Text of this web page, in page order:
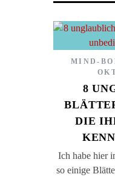
MIND-
8
DIE
Ich habe hier
so einige